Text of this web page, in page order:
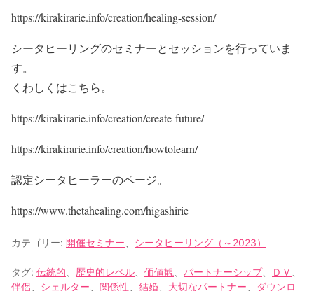
https://kirakirarie.info/creation/healing-session/
シータヒーリングのセミナーとセッションを行っていま
す。
くわしくはこちら。
https://kirakirarie.info/creation/create-future/
https://kirakirarie.info/creation/howtolearn/
認定シータヒーラーのページ。
https://www.thetahealing.com/higashirie
カテゴリー: 開催セミナー シータヒーリング（～2023）
タグ: 伝統的 歴史的レベル 価値観 パートナーシップ、 ＤＶ
伴侶
シェルター 関係性 結婚 大切なパートナー ダウンロ